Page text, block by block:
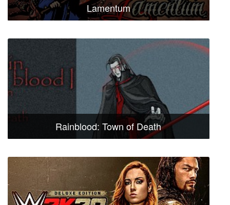
Lamentum
Rainblood: Town of Death